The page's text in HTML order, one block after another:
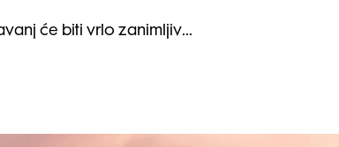
će biti vrlo zanimljiv...